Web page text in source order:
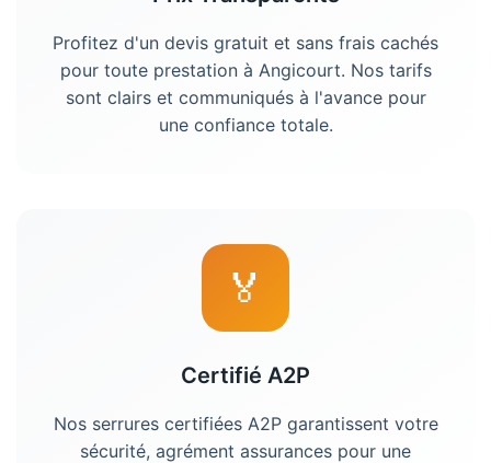
Profitez d'un devis gratuit et sans frais cachés
pour toute prestation à Angicourt. Nos tarifs
sont clairs et communiqués à l'avance pour
une confiance totale.
🏅
Certifié A2P
Nos serrures certifiées A2P garantissent votre
sécurité, agrément assurances pour une